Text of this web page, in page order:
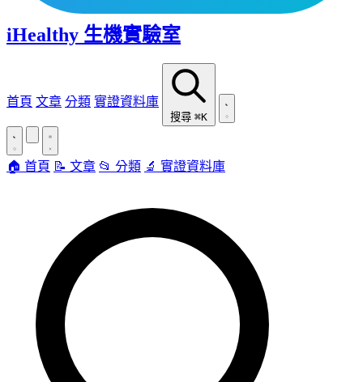
iHealthy 生機實驗室
首頁 文章 分類 實證資料庫
搜尋 ⌘K
🏠 首頁 📝 文章 📂 分類 🔬 實證資料庫